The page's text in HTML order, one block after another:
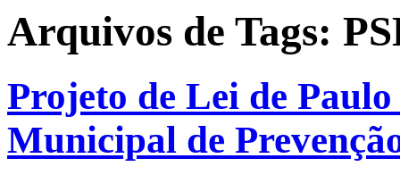
Arquivos de Tags:
Projeto de Lei de
Municipal de